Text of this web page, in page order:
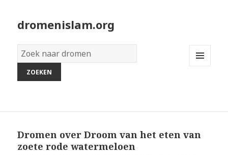
dromenislam.org
Woordenboek
van
dromen:
Dromen over Droom van het eten van
zoete rode watermeloen